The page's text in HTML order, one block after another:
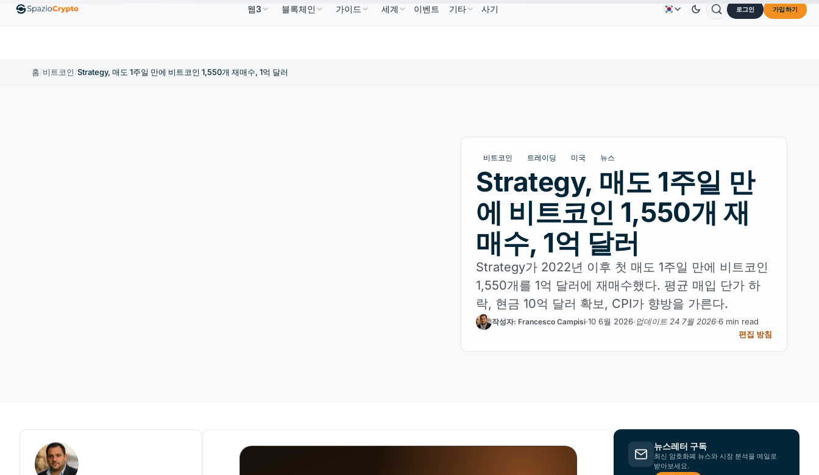
↑1.10% EthereumETH ↑0.00% BNBBNBUS$586.64↑2.10% USDCUSDC US$0.9995 ↑0.00% XRPXRP TRON TRXUS$0.3264↓0.30% Dogecoin
회사 소개
웹3 블록체인 가이드 세계 이벤트 기타 사기 로그인 가입하기
홈/비트코인/Strategy, 매도 1주일 만에 비트코인 1,550개 재매수, 1억 달러
비트코인 트레이딩 미국 뉴스
Strategy, 매도 1주일 만
에 비트코인 1,550개 재
매수, 1억 달러
Strategy가 2022년 이후 첫 매도 1주일 만에 비트코인
1,550개를 1억 달러에 재매수했다. 평균 매입 단가 하
락, 현금 10억 달러 확보, CPI가 향방을 가른다.
작성자: Francesco Campisi 10 6월 2026 업데이트 24 7월 2026 6 min read
편집 방침
뉴스레터 구독
최신 암호화폐 뉴스와 시장 분석을 메일로
받아보세요.